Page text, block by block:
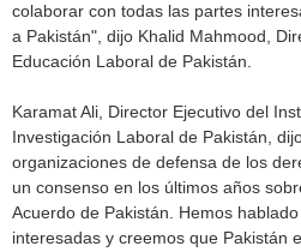
colaborar con todas las partes
a Pakistán", dijo Khalid Mahmood,
Educación Laboral de Pakistán.
Karamat Ali, Director Ejecutivo del
Investigación Laboral de Pakistán,
organizaciones de defensa de los
un consenso en los últimos años
Acuerdo de Pakistán. Hemos
interesadas y creemos que Pakistán